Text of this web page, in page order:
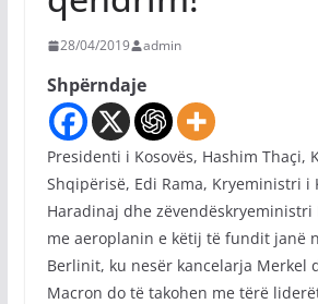
28/04/2019 admin
Shpërndaje
Presidenti i Kosovës, Hashim Thaçi,
Shqipërisë, Edi Rama, Kryeministri i
Haradinaj dhe zëvendëskryeministri
me aeroplanin e këtij të fundit janë
Berlinit, ku nesër kancelarja Merkel
Macron do të takohen me tërë